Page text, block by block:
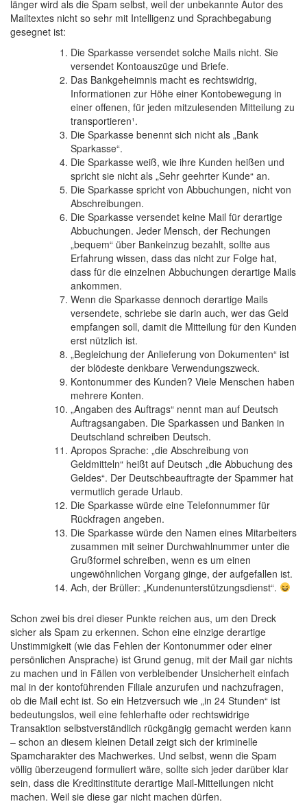
länger wird als die Spam selbst, weil der unbekannte Autor des
Mailtextes nicht so sehr mit Intelligenz und Sprachbegabung
gesegnet ist:
Die Sparkasse versendet solche Mails nicht. Sie
versendet Kontoauszüge und Briefe.
Das Bankgeheimnis macht es rechtswidrig,
Informationen zur Höhe einer Kontobewegung in
einer offenen, für jeden mitzulesenden Mitteilung zu
transportieren¹.
Die Sparkasse benennt sich nicht als „Bank
Sparkasse“.
Die Sparkasse weiß, wie ihre Kunden heißen und
spricht sie nicht als „Sehr geehrter Kunde“ an.
Die Sparkasse spricht von Abbuchungen, nicht von
Abschreibungen.
Die Sparkasse versendet keine Mail für derartige
Abbuchungen. Jeder Mensch, der Rechungen
„bequem“ über Bankeinzug bezahlt, sollte aus
Erfahrung wissen, dass das nicht zur Folge hat,
dass für die einzelnen Abbuchungen derartige Mails
ankommen.
Wenn die Sparkasse dennoch derartige Mails
versendete, schriebe sie darin auch, wer das Geld
empfangen soll, damit die Mitteilung für den Kunden
erst nützlich ist.
„Begleichung der Anlieferung von Dokumenten“ ist
der blödeste denkbare Verwendungszweck.
Kontonummer des Kunden? Viele Menschen haben
mehrere Konten.
„Angaben des Auftrags“ nennt man auf Deutsch
Auftragsangaben. Die Sparkassen und Banken in
Deutschland schreiben Deutsch.
Apropos Sprache: „die Abschreibung von
Geldmitteln“ heißt auf Deutsch „die Abbuchung des
Geldes“. Der Deutschbeauftragte der Spammer hat
vermutlich gerade Urlaub.
Die Sparkasse würde eine Telefonnummer für
Rückfragen angeben.
Die Sparkasse würde den Namen eines Mitarbeiters
zusammen mit seiner Durchwahlnummer unter die
Grußformel schreiben, wenn es um einen
ungewöhnlichen Vorgang ginge, der aufgefallen ist.
Ach, der Brüller: „Kundenunterstützungsdienst“.
Schon zwei bis drei dieser Punkte reichen aus, um den Dreck
sicher als Spam zu erkennen. Schon eine einzige derartige
Unstimmigkeit (wie das Fehlen der Kontonummer oder einer
persönlichen Ansprache) ist Grund genug, mit der Mail gar nichts
zu machen und in Fällen von verbleibender Unsicherheit einfach
mal in der kontoführenden Filiale anzurufen und nachzufragen,
ob die Mail echt ist. So ein Hetzversuch wie „in 24 Stunden“ ist
bedeutungslos, weil eine fehlerhafte oder rechtswidrige
Transaktion selbstverständlich rückgängig gemacht werden kann
– schon an diesem kleinen Detail zeigt sich der kriminelle
Spamcharakter des Machwerkes. Und selbst, wenn die Spam
völlig überzeugend formuliert wäre, sollte sich jeder darüber klar
sein, dass die Kreditinstitute derartige Mail-Mitteilungen nicht
machen. Weil sie diese gar nicht machen dürfen.